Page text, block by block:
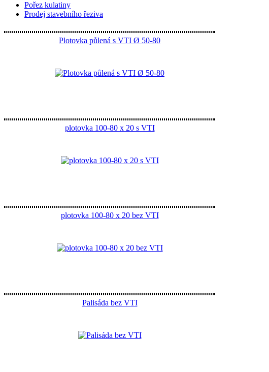
Pořez kulatiny
Prodej stavebního řeziva
Plotovka půlená s VTI Ø 50-80
plotovka 100-80 x 20 s VTI
plotovka 100-80 x 20 bez VTI
Palisáda bez VTI